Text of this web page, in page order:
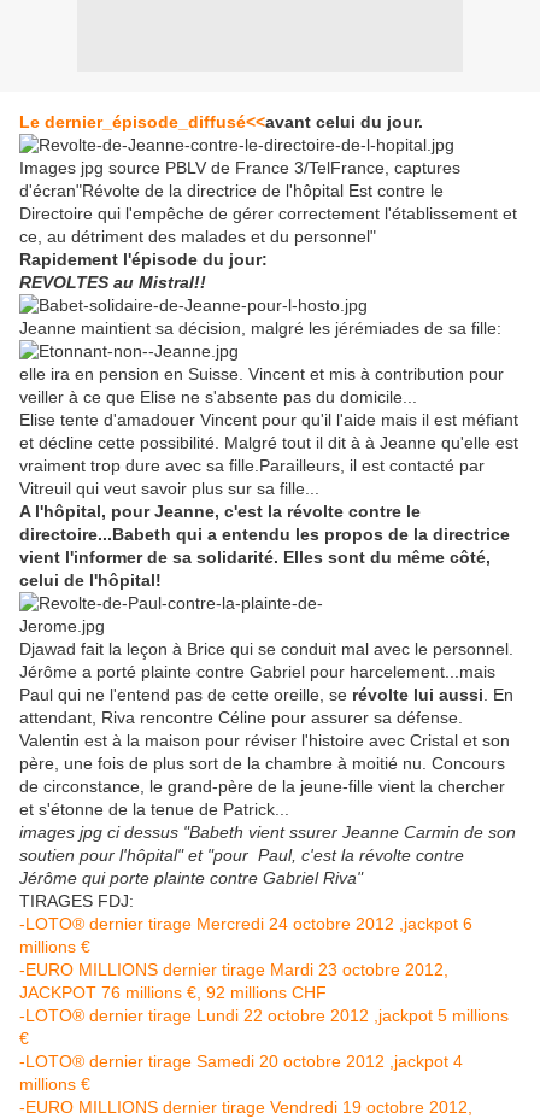
Le dernier_épisode_diffusé<<avant celui du jour.
Images jpg source PBLV de France 3/TelFrance, captures
d'écran"Révolte de la directrice de l'hôpital Est contre le
Directoire qui l'empêche de gérer correctement l'établissement et
ce, au détriment des malades et du personnel"
Rapidement l'épisode du jour:
REVOLTES au Mistral!!
Jeanne maintient sa décision, malgré les jérémiades de sa fille:
elle ira en pension en Suisse. Vincent et mis à contribution pour
veiller à ce que Elise ne s'absente pas du domicile...
Elise tente d'amadouer Vincent pour qu'il l'aide mais il est méfiant
et décline cette possibilité. Malgré tout il dit à à Jeanne qu'elle est
vraiment trop dure avec sa fille.Parailleurs, il est contacté par
Vitreuil qui veut savoir plus sur sa fille...
A l'hôpital, pour Jeanne, c'est la révolte contre le
directoire...Babeth qui a entendu les propos de la directrice
vient l'informer de sa solidarité. Elles sont du même côté,
celui de l'hôpital!
Djawad fait la leçon à Brice qui se conduit mal avec le personnel.
Jérôme a porté plainte contre Gabriel pour harcelement...mais
Paul qui ne l'entend pas de cette oreille, se révolte lui aussi . En
attendant, Riva rencontre Céline pour assurer sa défense.
Valentin est à la maison pour réviser l'histoire avec Cristal et son
père, une fois de plus sort de la chambre à moitié nu. Concours
de circonstance, le grand-père de la jeune-fille vient la chercher
et s'étonne de la tenue de Patrick...
images jpg ci dessus "Babeth vient ssurer Jeanne Carmin de son
soutien pour l'hôpital" et "pour Paul, c'est la révolte contre
Jérôme qui porte plainte contre Gabriel Riva"
TIRAGES FDJ:
-LOTO® dernier tirage Mercredi 24 octobre 2012 ,jackpot 6
millions €
-EURO MILLIONS dernier tirage Mardi 23 octobre 2012,
JACKPOT 76 millions €, 92 millions CHF
-LOTO® dernier tirage Lundi 22 octobre 2012 ,jackpot 5 millions
€
-LOTO® dernier tirage Samedi 20 octobre 2012 ,jackpot 4
millions €
-EURO MILLIONS dernier tirage Vendredi 19 octobre 2012,